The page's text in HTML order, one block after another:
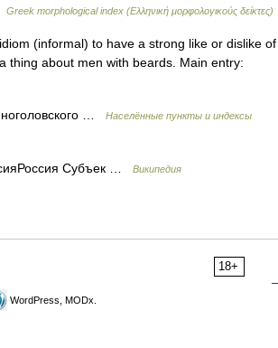
Greek morphological index (Ελληνική μορφολογικούς δείκτες)
(informal) to have a strong like or dislike of
thing about men with beards. Main entry:
…
Населённые пункты и индексы
Субъек … Википедия
18+
WordPress, MODx.